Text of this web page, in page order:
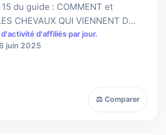
du guide : COMMENT et
CHEVAUX QUI VIENNENT DE
ET AU TROT pour obtenir
d'activité d'affiliés par jour.
juin 2025
⚖ Comparer